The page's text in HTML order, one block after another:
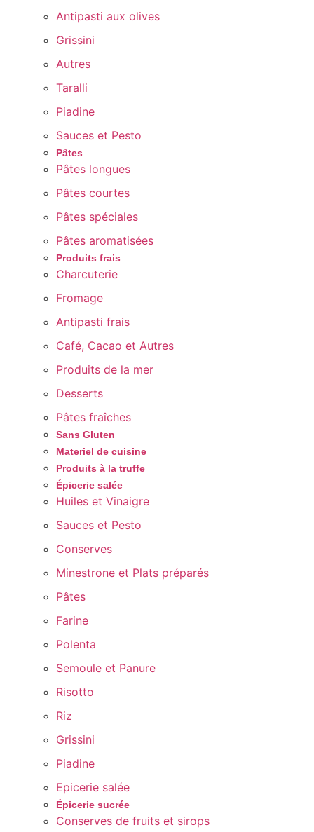
Antipasti aux olives
Grissini
Autres
Taralli
Piadine
Sauces et Pesto
Pâtes
Pâtes longues
Pâtes courtes
Pâtes spéciales
Pâtes aromatisées
Produits frais
Charcuterie
Fromage
Antipasti frais
Café, Cacao et Autres
Produits de la mer
Desserts
Pâtes fraîches
Sans Gluten
Materiel de cuisine
Produits à la truffe
Épicerie salée
Huiles et Vinaigre
Sauces et Pesto
Conserves
Minestrone et Plats préparés
Pâtes
Farine
Polenta
Semoule et Panure
Risotto
Riz
Grissini
Piadine
Epicerie salée
Épicerie sucrée
Conserves de fruits et sirops